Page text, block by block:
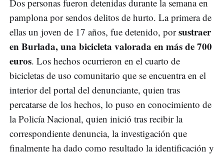
Dos personas fueron detenidas durante la semana en
pamplona por sendos delitos de hurto. La primera de
ellas un joven de 17 años, fue detenido, porsustraer
en Burlada, una bicicleta valorada en más de 700
euros. Los hechos ocurrieron en el cuarto de
bicicletas de uso comunitario que se encuentra en el
interior del portal del denunciante, quien tras
percatarse de los hechos, lo puso en conocimiento de
la Policía Nacional, quien inició tras recibir la
correspondiente denuncia, la investigación que
finalmente ha dado como resultado la identificación y